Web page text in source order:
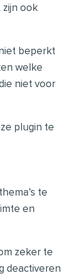
zijn ook
beperkt
welke
niet voor
plugin te
te
en
zeker te
deactiveren